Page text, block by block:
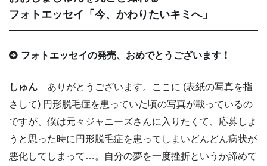
フォトエッセイ「今、かわりたいキミへ」
フォトエッセイの発売、おめでとうございます！
しゅん ありがとうございます。ここに (表紙の写真を指
さして) 円形脱毛症を患っていた頃の写真が載っているの
ですが、僕は元々ジャニーズさんに入りたくて、応募しよ
うと思った時に円形脱毛症を患ってしまいどんどん病状が
悪化してしまって…。自分の夢を一度挫折というか諦めて